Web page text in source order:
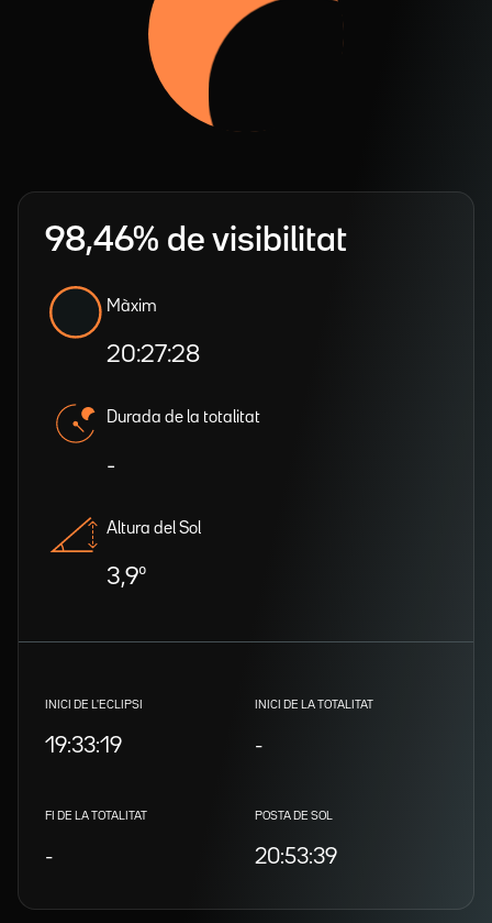
98,46% de visibilitat
Màxim
20:27:28
Durada de la totalitat
-
Altura del Sol
3,9º
INICI DE L'ECLIPSI
19:33:19
INICI DE LA TOTALITAT
-
FI DE LA TOTALITAT
-
POSTA DE SOL
20:53:39